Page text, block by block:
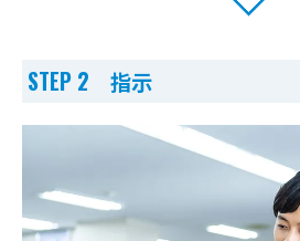
STEP 2 指示